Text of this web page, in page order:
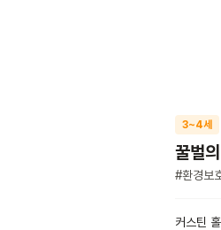
3~4세
꿀벌
#환경보
커스틴 홀